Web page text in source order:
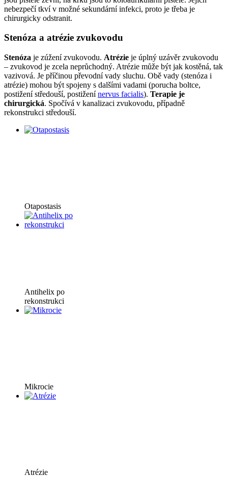
nebezpečí tkví v možné sekundární infekci, proto je třeba je
chirurgicky odstranit.
Stenóza a atrézie zvukovodu
Stenóza je zúžení zvukovodu. Atrézie je úplný uzávěr zvukovodu
– zvukovod je zcela neprůchodný. Atrézie může být jak kostěná, tak
vazivová. Je příčinou převodní vady sluchu. Obě vady (stenóza i
atrézie) mohou být spojeny s dalšími vadami (porucha boltce,
postižení středouší, postiženínervus facialis). Terapie je
chirurgická. Spočívá v kanalizaci zvukovodu, případně
rekonstrukci středouší.
Otapostasis
Antihelix po
rekonstrukci
Mikrocie
Atrézie